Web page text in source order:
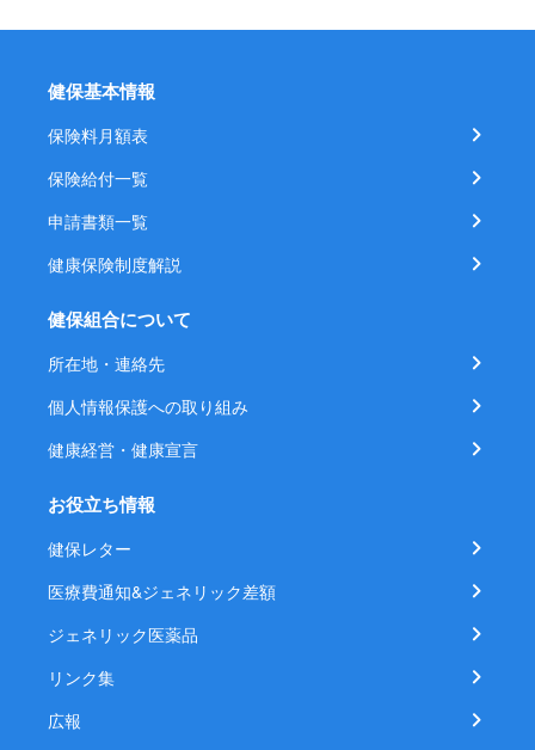
健保基本情報
保険料月額表
保険給付一覧
申請書類一覧
健康保険制度解説
健保組合について
所在地・連絡先
個人情報保護への取り組み
健康経営・健康宣言
お役立ち情報
健保レター
医療費通知&ジェネリック差額
ジェネリック医薬品
リンク集
広報